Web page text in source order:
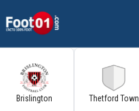
Brislington Thetford Town